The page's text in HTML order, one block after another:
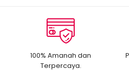
100% Amanah dan
Terpercaya.